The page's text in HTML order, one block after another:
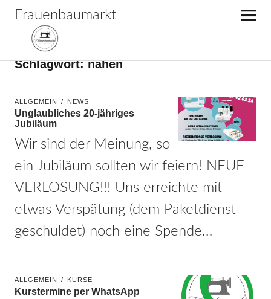
Frauenbaumarkt
Schlagwort:nähen
ALLGEMEIN NEWS
Unglaubliches 20-jähriges
Jubiläum
Wir sind der Meinung, so
ein Jubiläum sollten wir feiern! NEUE
VERLOSUNG!!! Uns erreichte mit
etwas Verspätung (dem Paketdienst
geschuldet) noch eine Spende…
ALLGEMEIN KURSE
Kurstermine per WhatsApp